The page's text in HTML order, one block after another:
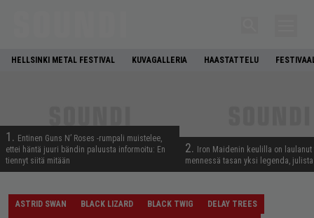
HELLSINKI METAL FESTIVAL KUVAGALLERIA HAASTATTELU
1. Entinen Guns N’ Roses -rumpali muistelee,
ettei häntä juuri bändin paluusta informoitu: En
tiennyt siitä mitään
2.
Iron Maidenin keulilla on laulanut
mennessä tasan yksi legenda,
ASTRID SWAN BLACK LIZARD BLACK TWIG
DELAY TREES